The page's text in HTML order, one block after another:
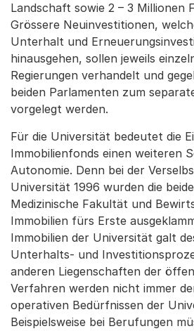
Landschaft sowie 2 – 3 Millionen
Grössere Neuinvestitionen,
Unterhalt und
hinausgehen, sollen jeweils
Regierungen verhandelt und
beiden Parlamenten zum
vorgelegt werden.
Für die Universität bedeutet die
Immobilienfonds einen weiteren
Autonomie. Denn bei der
Universität 1996 wurden die
Medizinische Fakultät und
Immobilien fürs Erste
Immobilien der Universität galt
Unterhalts- und
anderen Liegenschaften der
Verfahren werden nicht immer
operativen Bedürfnissen der
Beispielsweise bei Berufungen